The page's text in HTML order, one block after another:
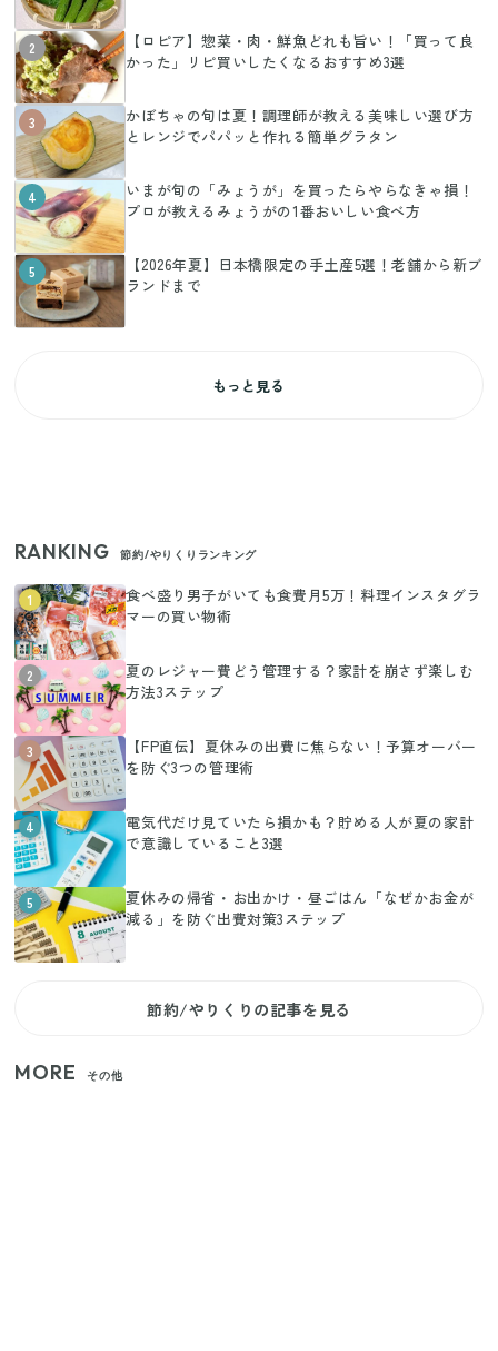
2
【ロピア】惣菜・肉・鮮魚どれも旨い！「買って良
かった」リピ買いしたくなるおすすめ3選
3
かぼちゃの旬は夏！調理師が教える美味しい選び方
とレンジでパパッと作れる簡単グラタン
4
いまが旬の「みょうが」を買ったらやらなきゃ損！
プロが教えるみょうがの1番おいしい食べ方
5
【2026年夏】日本橋限定の手土産5選！老舗から新ブ
ランドまで
もっと見る
RANKING 節約/やりくりランキング
1
食べ盛り男子がいても食費月5万！料理インスタグラ
マーの買い物術
2
夏のレジャー費どう管理する？家計を崩さず楽しむ
方法3ステップ
3
【FP直伝】夏休みの出費に焦らない！予算オーバー
を防ぐ3つの管理術
4
電気代だけ見ていたら損かも？貯める人が夏の家計
で意識していること3選
5
夏休みの帰省・お出かけ・昼ごはん「なぜかお金が
減る」を防ぐ出費対策3ステップ
節約/やりくりの記事を見る
MORE その他